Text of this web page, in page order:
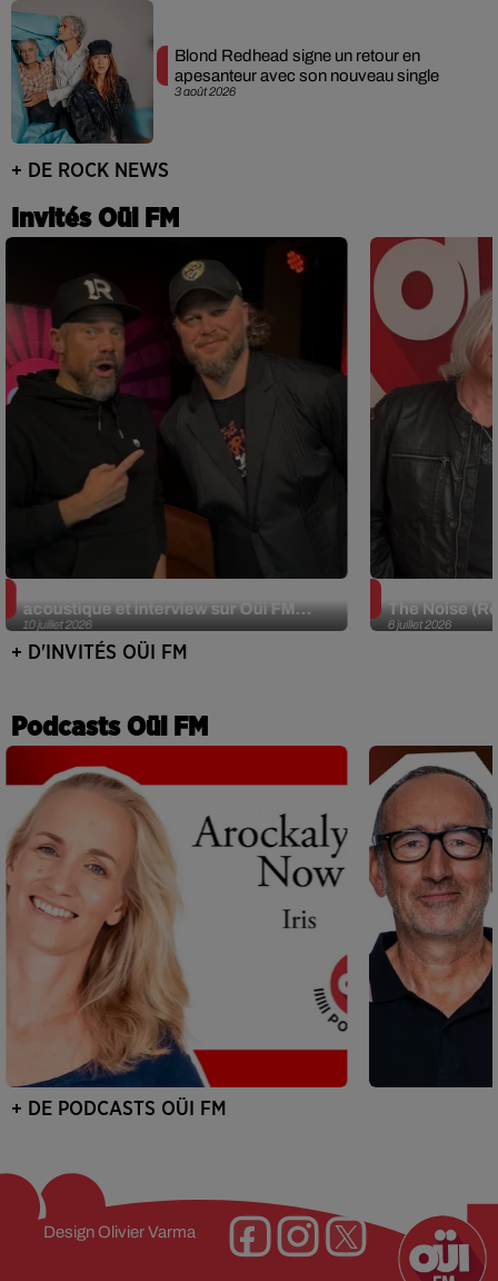
3 août 2026
Blond Redhead signe un retour en
apesanteur avec son nouveau single
+ DE ROCK NEWS
Invités Oüi FM
10 juillet 2026
acoustique et interview sur Oüi FM...
6 juillet 2026
The Noise
+ D'INVITÉS OÜI FM
Podcasts Oüi FM
+ DE PODCASTS OÜI FM
Design Olivier Varma